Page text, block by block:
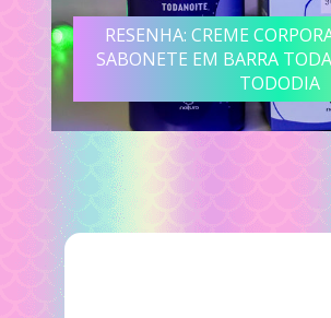
RESENHA: BODY SPLASH
BEM FEIRA